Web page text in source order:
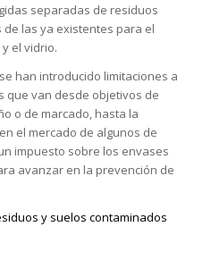
separadas de residuos
las ya existentes para el
el vidrio.
han introducido limitaciones a
que van desde objetivos de
o de marcado, hasta la
el mercado de algunos de
impuesto sobre los envases
avanzar en la prevención de
y suelos contaminados